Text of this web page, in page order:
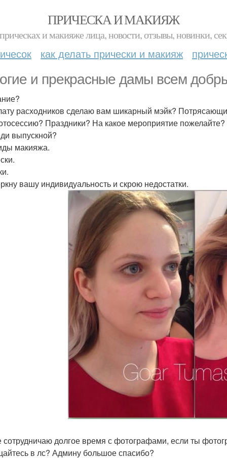
ПРИЧЕСКА И МАКИЯЖ
и макияже лица, новости, отзывы, новинки,
как делать прически и макияж
и прекрасные дамы всем
расходников сделаю вам шикарный мэйк?
Праздники? На какое мероприятие
выпускной?
макияжа.
вашу индивидуальность и скрою недостатки.
сотрудничаю долгое время с фотографами, если ты
в лс? Админу большое спасибо?